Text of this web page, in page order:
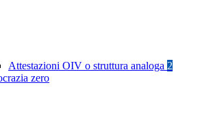
Attestazioni OIV o struttura analoga 2
zero